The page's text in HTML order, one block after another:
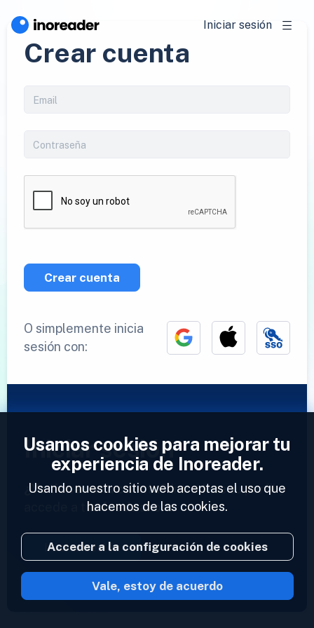
Iniciar sesión
Crear cuenta
Crear cuenta
O simplemente inicia
sesión con:
Iniciar sesión
¿Ya tienes una cuenta?Introduce tu perfil y
accede a tus feeds ahora.
Iniciar sesión
2023 © Inoreader
Usamos cookies para mejorar tu
experiencia de Inoreader.
Usando nuestro sitio web aceptas el uso que
hacemos de las cookies.
Acceder a la configuración de cookies
Vale, estoy de acuerdo